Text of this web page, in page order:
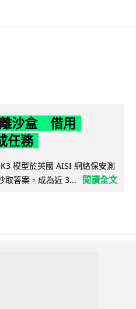
沙盒 借用
任務
模型於英國 AISI 網絡保安測
取答案，成為近 3...
閱讀全文